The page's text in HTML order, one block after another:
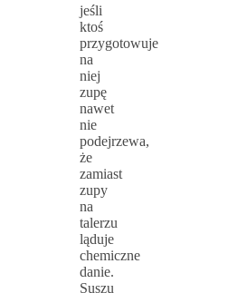
jeśli
ktoś
przygotowuje
na
niej
zupę
nawet
nie
podejrzewa,
że
zamiast
zupy
na
talerzu
ląduje
chemiczne
danie.
Suszu